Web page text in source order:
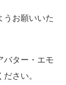
うお願いいた
バター・エモ
さい。